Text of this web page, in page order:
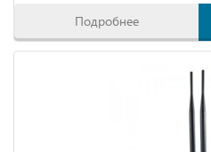
Подробнее